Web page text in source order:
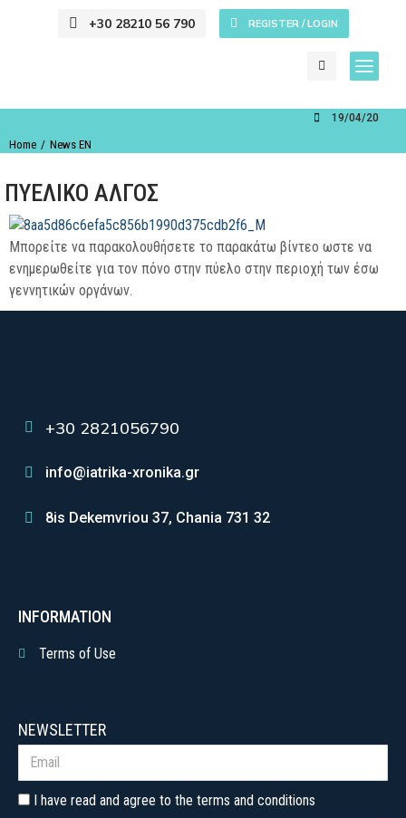
+30 28210 56 790 REGISTER / LOGIN
You are here:
Home News EN
19/04/2021
ΠΥΕΛΙΚΟ ΑΛΓΟΣ
Μπορείτε να παρακολουθήσετε το παρακάτω βίντεο ωστε να
ενημερωθείτε για τον πόνο στην πύελο στην περιοχή των έσω
γεννητικών οργάνων.
+30 2821056790
info@iatrika-xronika.gr
8is Dekemvriou 37, Chania 731 32
INFORMATION
Terms of Use
NEWSLETTER
I have read and agree to the terms and conditions